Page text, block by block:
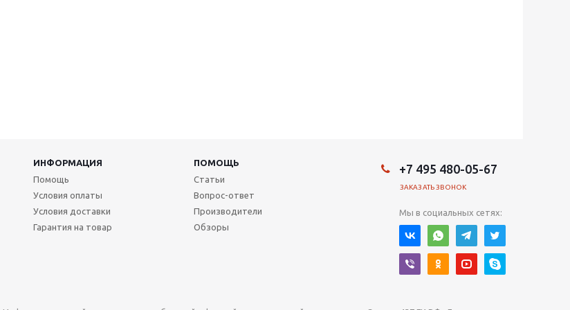
ИНФОРМАЦИЯ
ПОМОЩЬ
Помощь
Условия оплаты
Условия доставки
Гарантия на товар
Статьи
Вопрос-ответ
Производители
Обзоры
+7 495 480-05-67
ЗАКАЗАТЬ ЗВОНОК
Мы в социальных сетях: